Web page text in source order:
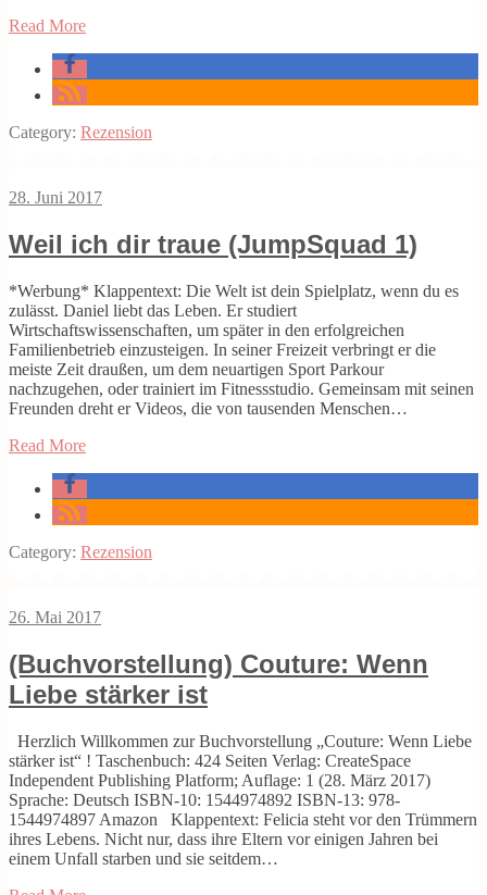
Read More
Category: Rezension
28. Juni 2017
Weil ich dir traue (JumpSquad 1)
*Werbung* Klappentext: Die Welt ist dein Spielplatz, wenn du es
zulässt. Daniel liebt das Leben. Er studiert
Wirtschaftswissenschaften, um später in den erfolgreichen
Familienbetrieb einzusteigen. In seiner Freizeit verbringt er die
meiste Zeit draußen, um dem neuartigen Sport Parkour
nachzugehen, oder trainiert im Fitnessstudio. Gemeinsam mit seinen
Freunden dreht er Videos, die von tausenden Menschen…
Read More
Category: Rezension
26. Mai 2017
(Buchvorstellung) Couture: Wenn
Liebe stärker ist
Herzlich Willkommen zur Buchvorstellung „Couture: Wenn Liebe
stärker ist“ ! Taschenbuch: 424 Seiten Verlag: CreateSpace
Independent Publishing Platform; Auflage: 1 (28. März 2017)
Sprache: Deutsch ISBN-10: 1544974892 ISBN-13: 978-
1544974897 Amazon Klappentext: Felicia steht vor den Trümmern
ihres Lebens. Nicht nur, dass ihre Eltern vor einigen Jahren bei
einem Unfall starben und sie seitdem…